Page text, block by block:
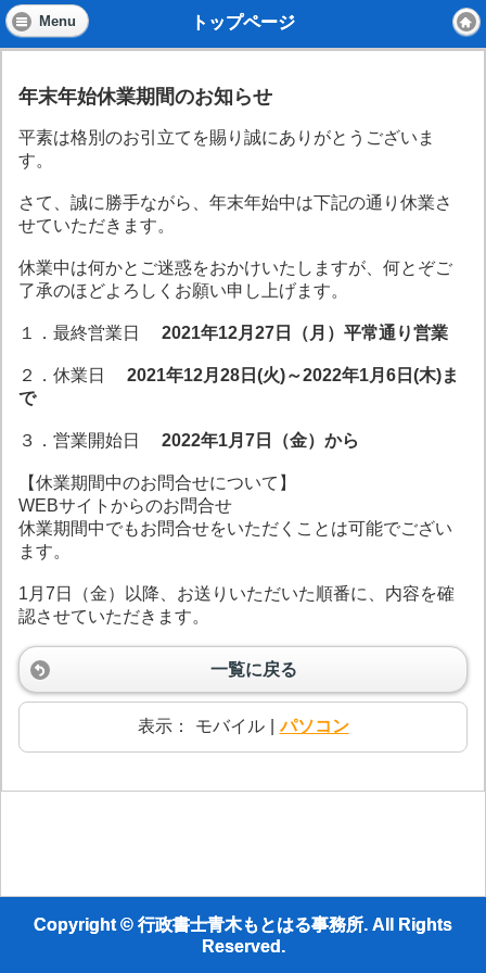
Menu トップページ
年末年始休業期間のお知らせ
平素は格別のお引立てを賜り誠にありがとうございま
す。
さて、誠に勝手ながら、年末年始中は下記の通り休業さ
せていただきます。
休業中は何かとご迷惑をおかけいたしますが、何とぞご
了承のほどよろしくお願い申し上げます。
１．最終営業日 2021年12月27日（月）平常通り営業
２．休業日 2021年12月28日(火)～2022年1月6日(木)ま
で
３．営業開始日 2022年1月7日（金）から
【休業期間中のお問合せについて】
WEBサイトからのお問合せ
休業期間中でもお問合せをいただくことは可能でござい
ます。
1月7日（金）以降、お送りいただいた順番に、内容を確
認させていただきます。
一覧に戻る
表示： モバイル パソコン
Copyright © 行政書士青木もとはる事務所. All Rights
Reserved.